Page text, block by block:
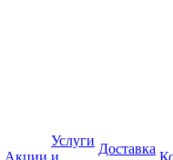
Акции
Услуги
и
Доставка